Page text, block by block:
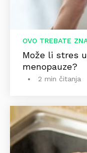
OVO TREBATE
Može li stres
menopauze?
2 min čitanja